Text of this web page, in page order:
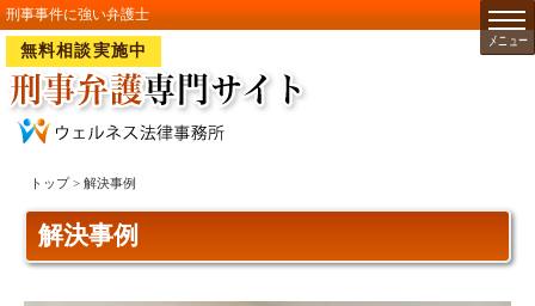
刑事事件に強い弁護士
無料相談実施中
トップ > 解決事例
解決事例